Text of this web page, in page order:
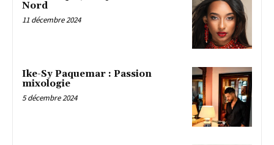
Nord
11 décembre 2024
Ike-Sy Paquemar : Passion
mixologie
5 décembre 2024